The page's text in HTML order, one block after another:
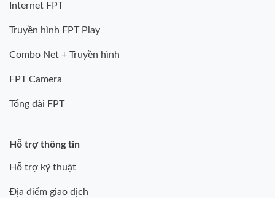
Internet FPT
Truyền hình FPT Play
Combo Net + Truyền hình
FPT Camera
Tổng đài FPT
Hỗ trợ thông tin
Hỗ trợ kỹ thuật
Địa điểm giao dịch